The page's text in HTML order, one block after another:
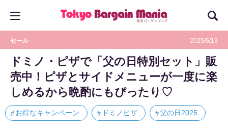
セール 2025/6/13
ドミノ・ピザで「父の日特別セット」販
売中！ピザとサイドメニューが一度に楽
しめるから晩酌にもぴったり♡
お得なキャンペーン ドミノピザ 父の日2025